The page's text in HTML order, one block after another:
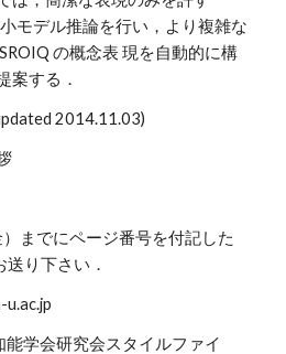
モデル推論を行い，より複雑な
の概念表 現を自動的に構
案する．
2014.11.03)
までにページ番号を付記した
り下さい．
u.ac.jp
能学会研究会スタイルファイ